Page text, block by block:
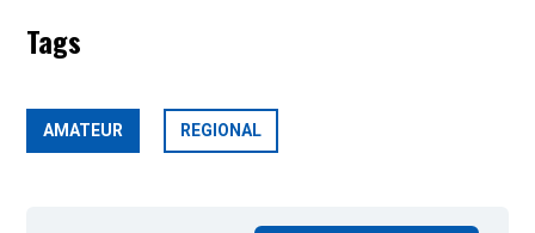
Tags
AMATEUR REGIONAL